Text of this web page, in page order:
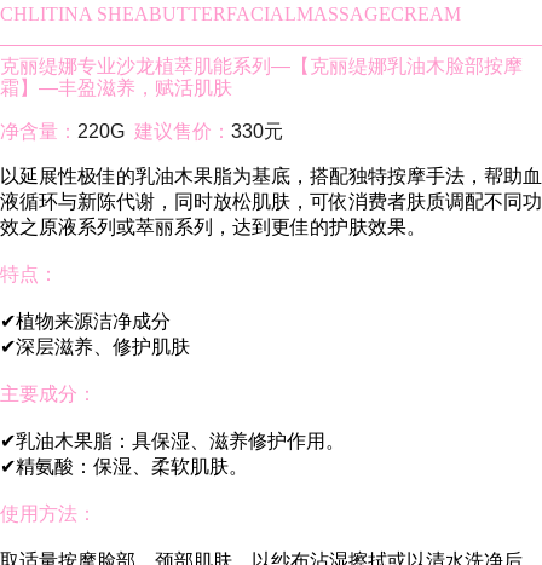
CHLITINA SHEABUTTERFACIALMASSAGECREAM
克丽缇娜专业沙龙植萃肌能系列—【克丽缇娜乳油木脸部按摩
霜】—丰盈滋养，赋活肌肤
净含量： 220G 建议售价： 330元
以延展性极佳的乳油木果脂为基底，搭配独特按摩手法，帮助血
液循环与新陈代谢，同时放松肌肤，可依消费者肤质调配不同功
效之原液系列或萃丽系列，达到更佳的护肤效果。
特点：
✔植物来源洁净成分
✔深层滋养、修护肌肤
主要成分：
✔乳油木果脂：具保湿、滋养修护作用。
✔精氨酸：保湿、柔软肌肤。
使用方法：